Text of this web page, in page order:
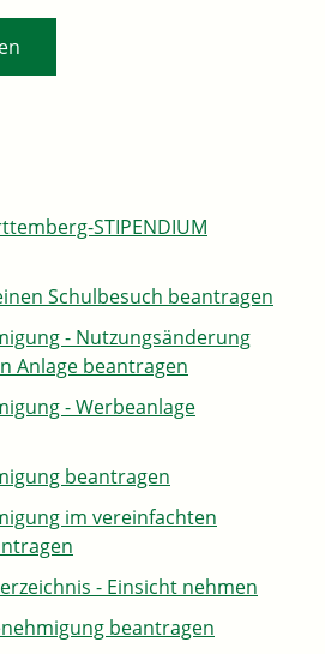
STIPENDIUM
Schulbesuch beantragen
- Nutzungsänderung
Anlage beantragen
- Werbeanlage
beantragen
im vereinfachten
- Einsicht nehmen
beantragen